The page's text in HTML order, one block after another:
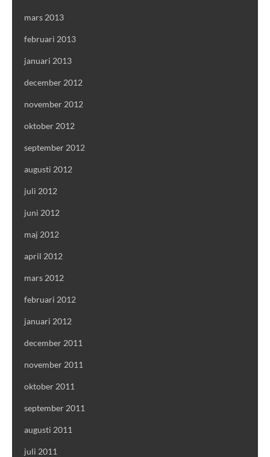
mars 2013
februari 2013
januari 2013
december 2012
november 2012
oktober 2012
september 2012
augusti 2012
juli 2012
juni 2012
maj 2012
april 2012
mars 2012
februari 2012
januari 2012
december 2011
november 2011
oktober 2011
september 2011
augusti 2011
juli 2011